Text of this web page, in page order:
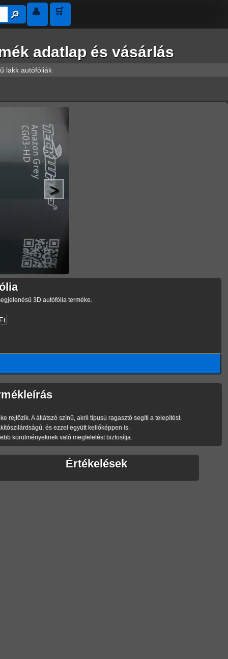
🔎︎ 👤 🛒
adatlap és vásárlás
lakk autófóliák
>
3D autófólia terméke.
Ft
rejtőzik. A átlátszó színű, akril típusú ragasztó segíti a telepítést.
és ezzel együtt kellőképpen is.
körülményeknek való megfelelést biztosítja.
Értékelések